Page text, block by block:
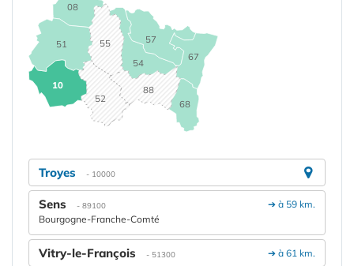
08
10
51
52
54
55
57
67
68
88
Troyes - 10000
➔ à 59 km.
Sens - 89100
Bourgogne-Franche-Comté
➔ à 61 km.
Vitry-le-François - 51300